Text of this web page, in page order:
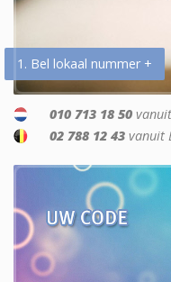
1. Bel lokaal nummer +
010 713 18 50
02 788 12 43 vanuit